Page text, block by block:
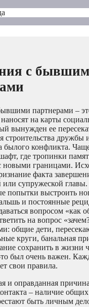
с
партнерами –
на карты
вынужден ее
строительства дружбы
былого конфликта.
где тропинки
новыми границами.
факта
или супружеской главы.
попытки выстроить
и постоянные
вопросом «как
на вопрос
общие дети,
круги, банальная
сохранить в жизни
то был очень важен.
свои правила.
и оправданная причина
– наличие общих
быть личным